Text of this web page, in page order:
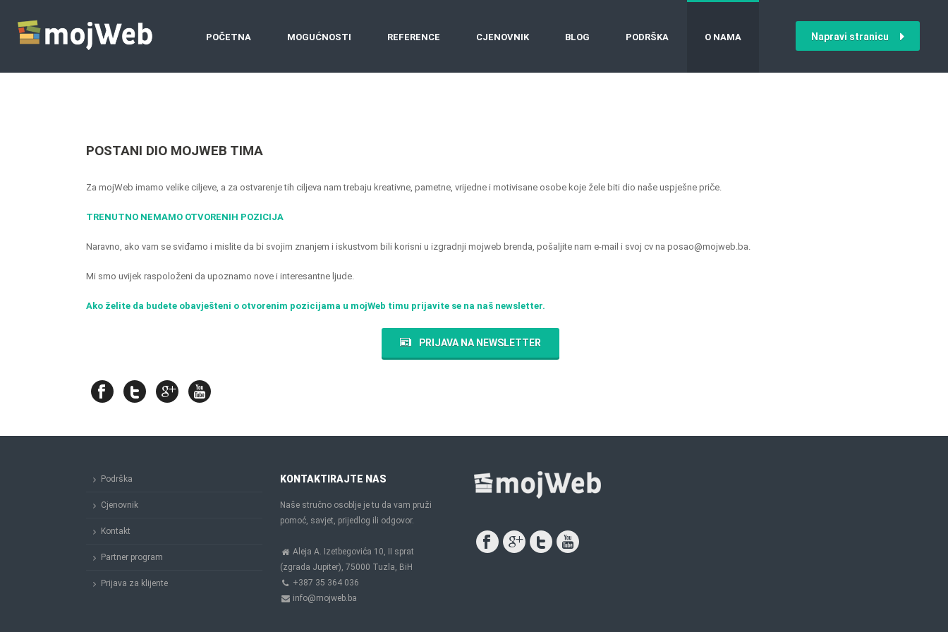
POČETNA MOGUĆNOSTI REFERENCE CJENOVNIK BLOG PODRŠKA O NAMA Napravi stranicu
POSTANI DIO MOJWEB TIMA
Za mojWeb imamo velike ciljeve, a za ostvarenje tih ciljeva nam trebaju kreativne, pametne, vrijedne i motivisane osobe koje žele biti dio naše uspješne priče.
TRENUTNO NEMAMO OTVORENIH POZICIJA
Naravno, ako vam se sviđamo i mislite da bi svojim znanjem i iskustvom bili korisni u izgradnji mojweb brenda, pošaljite nam e-mail i svoj cv na posao@mojweb.ba.
Mi smo uvijek raspoloženi da upoznamo nove i interesantne ljude.
Ako želite da budete obavješteni o otvorenim pozicijama u mojWeb timu prijavite se na naš newsletter.
PRIJAVA NA NEWSLETTER
Podrška
Cjenovnik
Kontakt
Partner program
Prijava za klijente
KONTAKTIRAJTE NAS
Naše stručno osoblje je tu da vam pruži
pomoć, savjet, prijedlog ili odgovor.
Aleja A. Izetbegovića 10, II sprat
(zgrada Jupiter), 75000 Tuzla, BiH
+387 35 364 036
info@mojweb.ba